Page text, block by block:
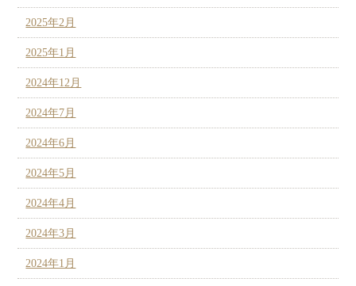
2025年2月
2025年1月
2024年12月
2024年7月
2024年6月
2024年5月
2024年4月
2024年3月
2024年1月